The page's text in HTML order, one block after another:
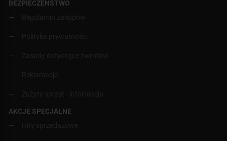
BEZPIECZEŃSTWO
AKCJE SPECJALNE